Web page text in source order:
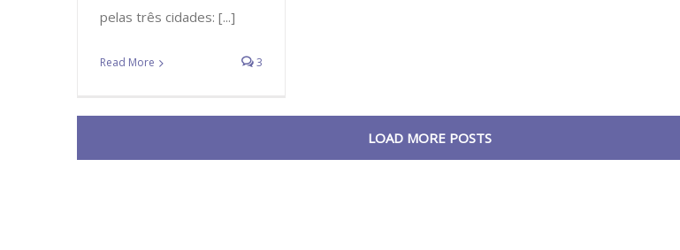
pelas três cidades: [...]
Read More 3
LOAD MORE POSTS